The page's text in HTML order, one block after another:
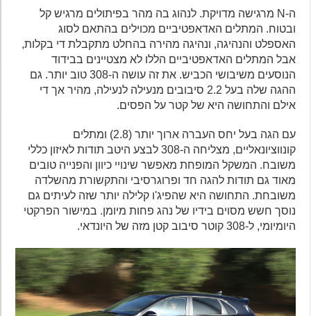
ה-N מרגישה מדויקת. לנהוג בה מהר בפיתולים מרגיש קל
ובטוח. המתלים האדאפטיביים מכוילים בהתאם לסוג
האספלט והנהיגה, ונהיגה מהירה בהחלט מתקבלת די בקלות,
אבל המתלים האדאפטיביים הללו לא מצטיינים בבידוד
הנוסעים משיבושי הכביש. את זה עושה ה-308 טוב יותר. גם
ההגה שלה בעל 2.2 סיבובים מנעילה לנעילה, מהיר אך די
אילם והתחושה היא של קטר על הפסים.
עם הגה בעל יחס העברה ארוך יותר (2.8) ומתלים
קונווציונאליים, מצליחה ה-308 לבצע היטב תודות לאיזון כללי
משובח. המשקל המופחת מאפשר שינויי כיוון והפנייה טובים
מאוד גם תודות להגה חד ופרוגרסיבי והתקשורת מהשלדה
משובחת. התחושה היא שהפיג'ו קלילה יותר שזה לעיתים גם
נוסך חשש מסוים בידיו של נהג פחות מיומן. במישור הפרקטי
היומיומי, ל-308 קוטר סיבוב קטן מזה של היונדאי.